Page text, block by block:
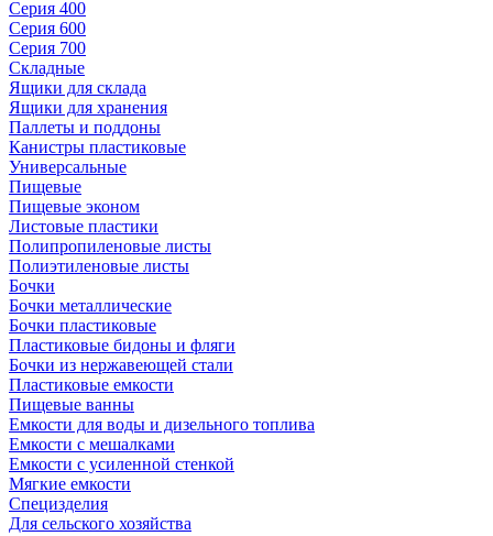
Серия 400
Серия 600
Серия 700
Складные
Ящики для склада
Ящики для хранения
Паллеты и поддоны
Канистры пластиковые
Универсальные
Пищевые
Пищевые эконом
Листовые пластики
Полипропиленовые листы
Полиэтиленовые листы
Бочки
Бочки металлические
Бочки пластиковые
Пластиковые бидоны и фляги
Бочки из нержавеющей стали
Пластиковые емкости
Пищевые ванны
Емкости для воды и дизельного топлива
Емкости с мешалками
Емкости с усиленной стенкой
Мягкие емкости
Специзделия
Для сельского хозяйства